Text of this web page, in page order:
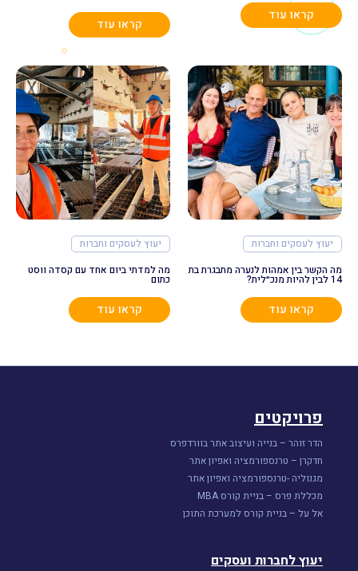
קראו עוד
קראו עוד
יעוץ לעסקים וחברות
מה הקשר בין אמהות לנערה מתבגרת בת
14 לבין להיות מנכ״לית?
קראו עוד
יעוץ לעסקים וחברות
מה למדתי ביום אחד עם קסדה ווסט
כתום
קראו עוד
פרויקטים
הדר זוהר – בנייה ועיצוב אתר בוורדפרס
חדקרן – טרנספורמציה ואפיון אתר
מגנוליה -טרנספורמציה ואפיון אתר
מכללת פרס – בניית קורס MBA
אל על – בניית קורס למערכת התוכן
יעוץ לחברות ועסקים